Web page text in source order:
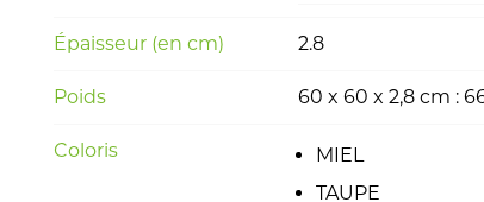
Épaisseur (en cm) 2.8
Poids 60 x 60 x 2,8 cm :
Coloris
MIEL
TAUPE